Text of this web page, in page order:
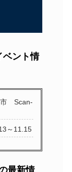
ベント情
市 Scan-
～11.15
最新情